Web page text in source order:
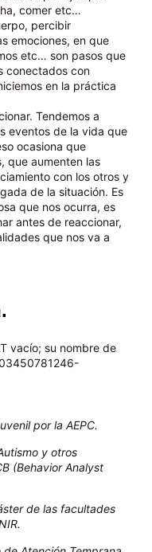
comer etc…
percibir
emociones, en que
etc… son pasos que
conectados con
en la práctica
Tendemos a
eventos de la vida que
ocasiona que
que aumenten las
con los otros y
de la situación. Es
que nos ocurra, es
antes de reaccionar,
que nos va a
por la AEPC.
y otros
(Behavior Analyst
de las facultades